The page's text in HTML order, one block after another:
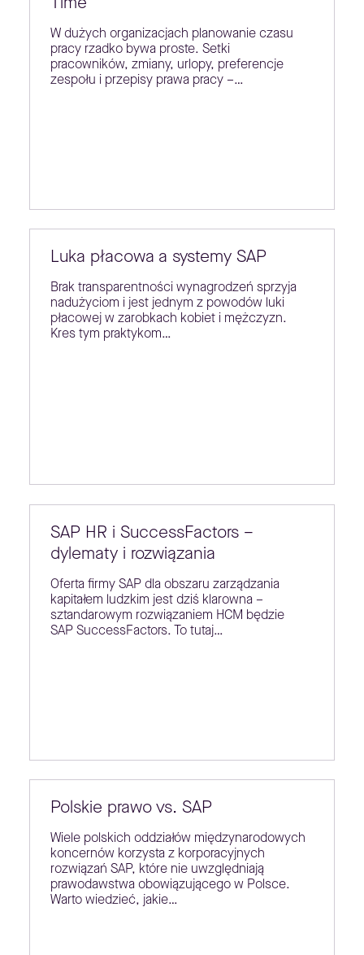
W dużych organizacjach planowanie czasu
pracy rzadko bywa proste. Setki
pracowników, zmiany, urlopy, preferencje
zespołu i przepisy prawa pracy –…
Luka płacowa a systemy SAP
Brak transparentności wynagrodzeń sprzyja
nadużyciom i jest jednym z powodów luki
płacowej w zarobkach kobiet i mężczyzn.
Kres tym praktykom…
SAP HR i SuccessFactors –
dylematy i rozwiązania
Oferta firmy SAP dla obszaru zarządzania
kapitałem ludzkim jest dziś klarowna –
sztandarowym rozwiązaniem HCM będzie
SAP SuccessFactors. To tutaj…
Polskie prawo vs. SAP
Wiele polskich oddziałów międzynarodowych
koncernów korzysta z korporacyjnych
rozwiązań SAP, które nie uwzględniają
prawodawstwa obowiązującego w Polsce.
Warto wiedzieć, jakie…